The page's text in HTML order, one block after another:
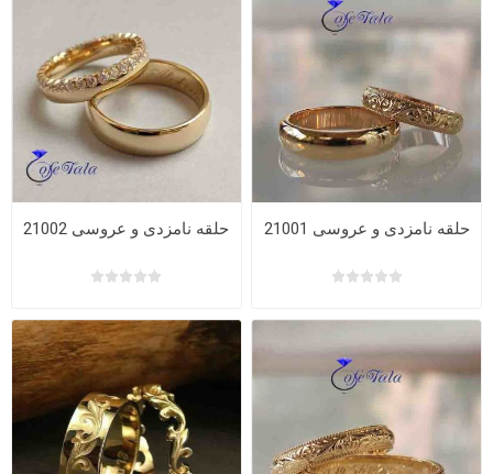
حلقه نامزدی و عروسی 21001 حلقه نامزدی و عروسی 21002